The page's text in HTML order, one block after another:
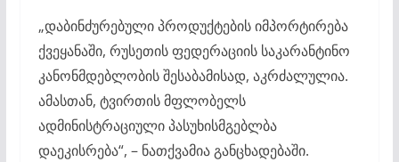
„დაბინძურებული პროდუქტების იმპორტირება
ქვეყანაში, რუსეთის ფედერაციის საკარანტინო
კანონმდებლობის შესაბამისად, აკრძალულია.
ამასთან, ტვირთის მფლობელს
ადმინისტრაციული პასუხისმგებლბა
დაეკისრება“, – ნათქვამია განცხადებაში.